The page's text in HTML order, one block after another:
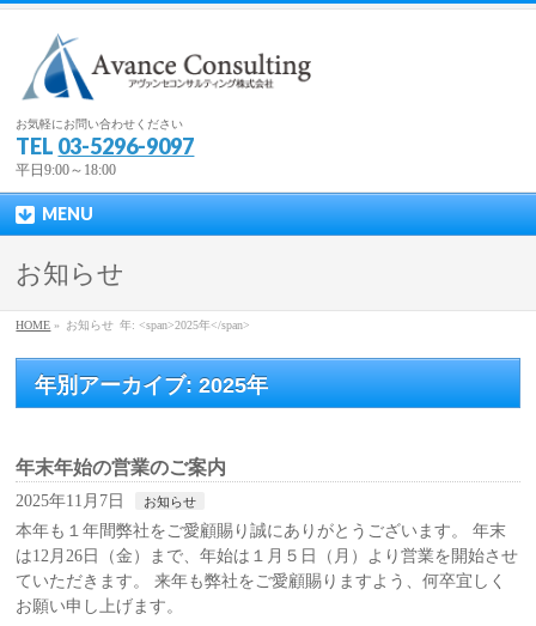
お気軽にお問い合わせください
TEL 03-5296-9097
平日9:00～18:00
MENU
お知らせ
HOME » お知らせ 年: <span>2025年</span>
年別アーカイブ: 2025年
年末年始の営業のご案内
2025年11月7日 お知らせ
本年も１年間弊社をご愛顧賜り誠にありがとうございます。 年末
は12月26日（金）まで、年始は１月５日（月）より営業を開始させ
ていただきます。 来年も弊社をご愛顧賜りますよう、何卒宜しく
お願い申し上げます。